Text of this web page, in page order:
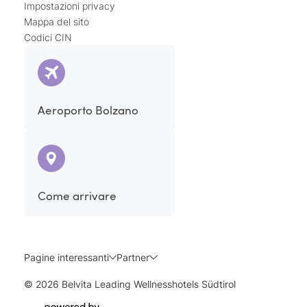
Impostazioni privacy
Mappa del sito
Codici CIN
Aeroporto Bolzano
Come arrivare
Pagine interessanti Partner
© 2026 Belvita Leading Wellnesshotels Südtirol